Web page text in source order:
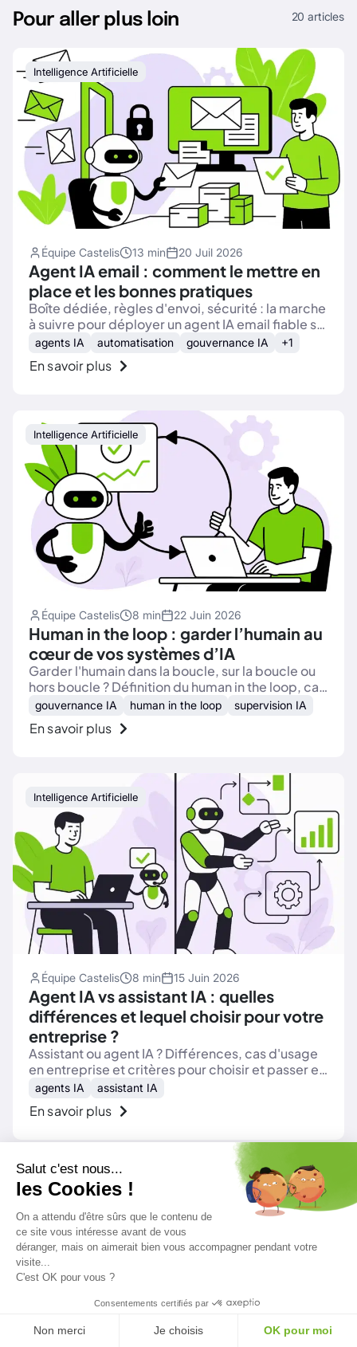
Salut c'est nous...
les Cookies !
On a attendu d'être sûrs que le contenu de
ce site vous intéresse avant de vous
déranger, mais on aimerait bien vous accompagner pendant votre
visite...
C'est OK pour vous ?
Consentements certifiés par
Non merci Je choisis OK pour moi
Pour aller plus loin 20 articles
Intelligence Artificielle
Équipe Castelis 13 min 20 Juil 2026
Agent IA email : comment le mettre en
place et les bonnes pratiques
Boîte dédiée, règles d'envoi, sécurité : la marche
à suivre pour déployer un agent IA email fiable sur
vos processus métier.
agents IA automatisation gouvernance IA +1
En savoir plus
Intelligence Artificielle
Équipe Castelis 8 min 22 Juin 2026
Human in the loop : garder l’humain au
cœur de vos systèmes d’IA
Garder l'humain dans la boucle, sur la boucle ou
hors boucle ? Définition du human in the loop, cas
d'usage, AI Act et critères pour superviser votre
gouvernance IA human in the loop supervision IA
En savoir plus
Intelligence Artificielle
Équipe Castelis 8 min 15 Juin 2026
Agent IA vs assistant IA : quelles
différences et lequel choisir pour votre
entreprise ?
Assistant ou agent IA ? Différences, cas d'usage
en entreprise et critères pour choisir et passer en
production en toute sécurité.
agents IA assistant IA
En savoir plus
Voir tous les articles
Intégrateur Cloud, Data & IA et Cybersécurité pour les